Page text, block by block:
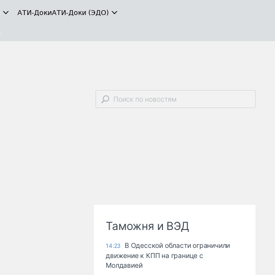
АТИ-ДокиАТИ-Доки (ЭДО)
Таможня и ВЭД
14:23
В Одесской области ограничили
движение к КПП на границе с
Молдавией